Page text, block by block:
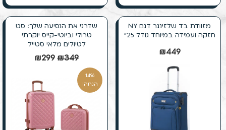
מזוודת בד שלזינגר דגם NY
חזקה ועמידה במיוחד גודל 25״
₪449
14%
הנחה!
שדרגי את הנסיעה שלך: סט
טרולי וביוטי-קייס יוקרתי
לטיולים מלאי סטייל
₪349
₪299